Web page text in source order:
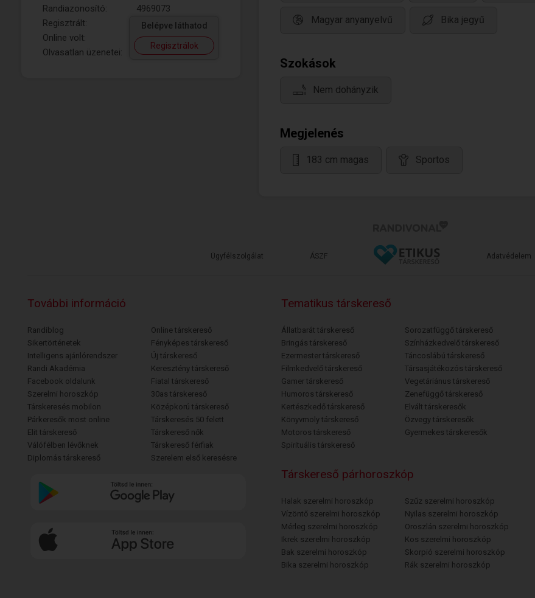
Randiazonosító:
4969073
Regisztrált:
Online volt:
Olvasatlan üzenetei:
Belépve láthatod
Regisztrálok
Magyar anyanyelvű Bika jegyű
Szokások
Nem dohányzik
Megjelenés
183 cm magas Sportos
Ügyfélszolgálat ÁSZF Adatvédelem
További információ
Randiblog
Sikertörténetek
Intelligens ajánlórendszer
Randi Akadémia
Facebook oldalunk
Szerelmi horoszkóp
Társkeresés mobilon
Párkeresők most online
Elit társkereső
Válófélben lévőknek
Diplomás társkereső
Online társkereső
Fényképes társkereső
Új társkereső
Keresztény társkereső
Fiatal társkereső
30as társkereső
Középkorú társkereső
Társkeresés 50 felett
Társkereső nők
Társkereső férfiak
Szerelem első keresésre
Tematikus társkereső
Állatbarát társkereső
Bringás társkereső
Ezermester társkereső
Filmkedvelő társkereső
Gamer társkereső
Humoros társkereső
Kertészkedő társkereső
Könyvmoly társkereső
Motoros társkereső
Spirituális társkereső
Sorozatfüggő társkereső
Színházkedvelő társkereső
Táncoslábú társkereső
Társasjátékozós társkereső
Vegetáriánus társkereső
Zenefüggő társkereső
Elvált társkeresők
Özvegy társkeresők
Gyermekes társkeresők
Társkereső párhoroszkóp
Halak szerelmi horoszkóp
Vízöntő szerelmi horoszkóp
Mérleg szerelmi horoszkóp
Ikrek szerelmi horoszkóp
Bak szerelmi horoszkóp
Bika szerelmi horoszkóp
Szűz szerelmi horoszkóp
Nyilas szerelmi horoszkóp
Oroszlán szerelmi horoszkóp
Kos szerelmi horoszkóp
Skorpió szerelmi horoszkóp
Rák szerelmi horoszkóp